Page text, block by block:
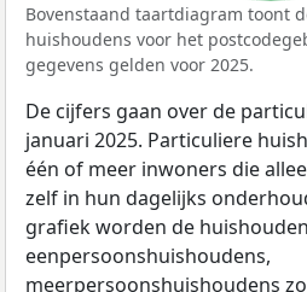
Bovenstaand taartdiagram toont
huishoudens voor het
gegevens gelden voor 2025.
De cijfers gaan over de
januari 2025. Particuliere
één of meer inwoners die
zelf in hun dagelijks
grafiek worden de
eenpersoonshuishoudens,
meerpersoonshuishoudens